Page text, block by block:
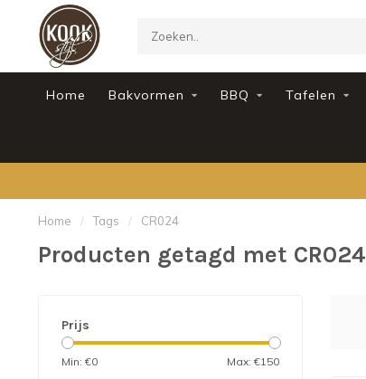
Home Bakvormen BBQ Tafelen
Home / Tags / CR024
Producten getagd met CR024
Prijs
Min: €0 Max: €150